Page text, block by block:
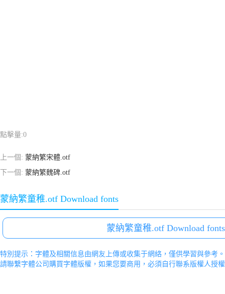
點擊量:0
上一個: 蒙納繁宋體.otf
下一個: 蒙納繁魏碑.otf
蒙納繁童稚.otf Download fonts
蒙納繁童稚.otf Download fonts
特別提示：字體及相關信息由網友上傳或收集于網絡，僅供學習與參考
請聯繫字體公司購買字體版權，如果您要商用，必須自行聯系版權人授